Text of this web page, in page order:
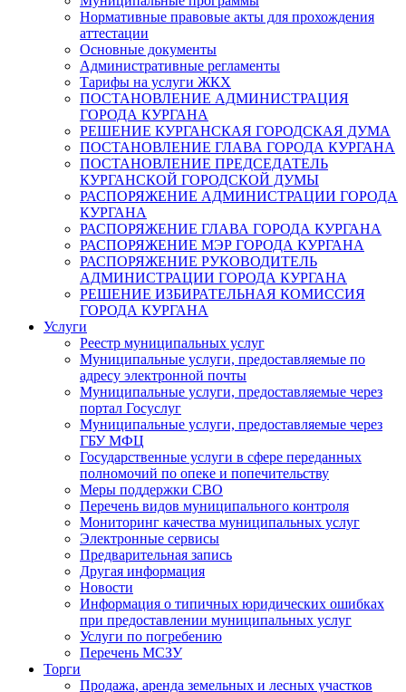
Нормативные правовые акты для прохождения
аттестации
Основные документы
Административные регламенты
Тарифы на услуги ЖКХ
ПОСТАНОВЛЕНИЕ АДМИНИСТРАЦИЯ
ГОРОДА КУРГАНА
РЕШЕНИЕ КУРГАНСКАЯ ГОРОДСКАЯ ДУМА
ПОСТАНОВЛЕНИЕ ГЛАВА ГОРОДА КУРГАНА
ПОСТАНОВЛЕНИЕ ПРЕДСЕДАТЕЛЬ
КУРГАНСКОЙ ГОРОДСКОЙ ДУМЫ
РАСПОРЯЖЕНИЕ АДМИНИСТРАЦИИ ГОРОДА
КУРГАНА
РАСПОРЯЖЕНИЕ ГЛАВА ГОРОДА КУРГАНА
РАСПОРЯЖЕНИЕ МЭР ГОРОДА КУРГАНА
РАСПОРЯЖЕНИЕ РУКОВОДИТЕЛЬ
АДМИНИСТРАЦИИ ГОРОДА КУРГАНА
РЕШЕНИЕ ИЗБИРАТЕЛЬНАЯ КОМИССИЯ
ГОРОДА КУРГАНА
Услуги
Реестр муниципальных услуг
Муниципальные услуги, предоставляемые по
адресу электронной почты
Муниципальные услуги, предоставляемые через
портал Госуслуг
Муниципальные услуги, предоставляемые через
ГБУ МФЦ
Государственные услуги в сфере переданных
полномочий по опеке и попечительству
Меры поддержки СВО
Перечень видов муниципального контроля
Мониторинг качества муниципальных услуг
Электронные сервисы
Предварительная запись
Другая информация
Новости
Информация о типичных юридических ошибках
при предоставлении муниципальных услуг
Услуги по погребению
Перечень МСЗУ
Торги
Продажа, аренда земельных и лесных участков